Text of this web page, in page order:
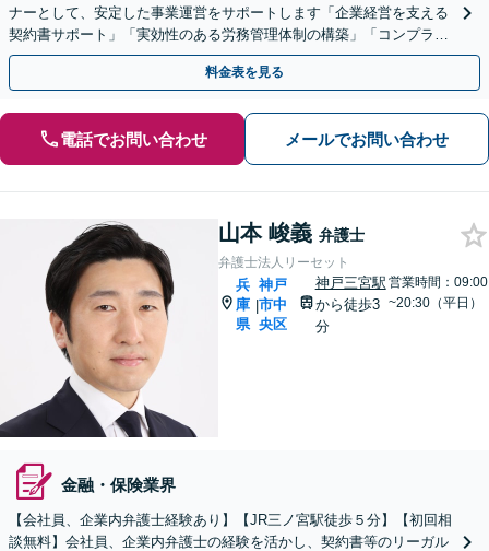
ナーとして、安定した事業運営をサポートします「企業経営を支える
契約書サポート」「実効性のある労務管理体制の構築」「コンプライ
アンス重視の健全な体制」【休日・夜間相談可】
料金表を見る
電話でお問い合わせ メールでお問い合わせ
山本 峻義 弁護士
弁護士法人リーセット
兵
庫
県
|
神戸
市中
央区
神戸三宮駅
から徒歩3
分
営業時間：09:00
~20:30（平日）
金融・保険業界
【会社員、企業内弁護士経験あり】【JR三ノ宮駅徒歩５分】【初回相
談無料】会社員、企業内弁護士の経験を活かし、契約書等のリーガル